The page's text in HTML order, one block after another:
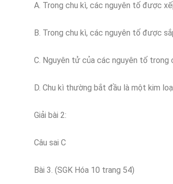
A. Trong chu kì, các nguyên tố được
B. Trong chu kì, các nguyên tố được
C. Nguyên tử của các nguyên tố trong
D. Chu kì thường bắt đầu là một kim
Giải bài 2:
Câu sai C
Bài 3. (SGK Hóa 10 trang 54)